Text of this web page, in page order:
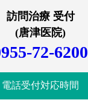
訪問治療 受付
(唐津医院)
72-6200
電話受付対応時間